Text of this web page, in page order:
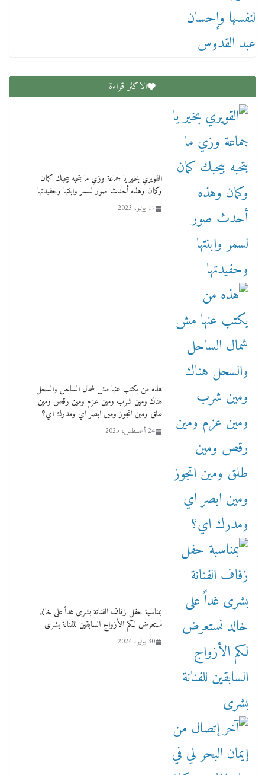
لأول فرع لمدارس لها بمصر في فينا بحضور ولي
العهد
الاكثر قراءة
القويري بخير يا جماعة وزي ما بتحبه بيحبك كمان
وكمان وهذه أحدث صور لسمر وابنتها وحفيدتها
17 يونيو، 2023
هذه من يكتب عنها مش شمال الساحل والسحل
هناك ومين شرب ومين عزم ومين رقص ومين
طلق ومين اتجوز ومين ابصر اي ومدرك اي؟
24 أغسطس، 2025
بمناسبة حفل زفاف الفنانة بشرى غداً على خالد
نستعرض لكم الأزواج السابقين للفنانة بشرى
30 يوليو، 2024